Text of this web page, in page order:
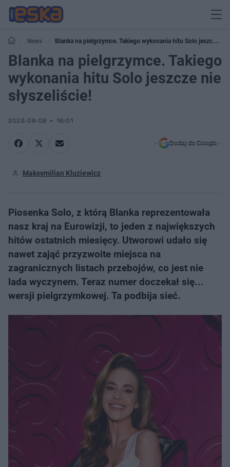
News
Blanka na pielgrzymce. Takiego wykonania hitu Solo jeszcze
nie słyszeliście!
Blanka na pielgrzymce. Takiego
wykonania hitu Solo jeszcze nie
słyszeliście!
2023-08-08 16:01
Dodaj do Google
Maksymilian Kluziewicz
Piosenka Solo, z którą Blanka reprezentowała
nasz kraj na Eurowizji, to jeden z największych
hitów ostatnich miesięcy. Utworowi udało się
nawet zająć przyzwoite miejsca na
zagranicznych listach przebojów, co jest nie
lada wyczynem. Teraz numer doczekał się...
wersji pielgrzymkowej. Ta podbija sieć.